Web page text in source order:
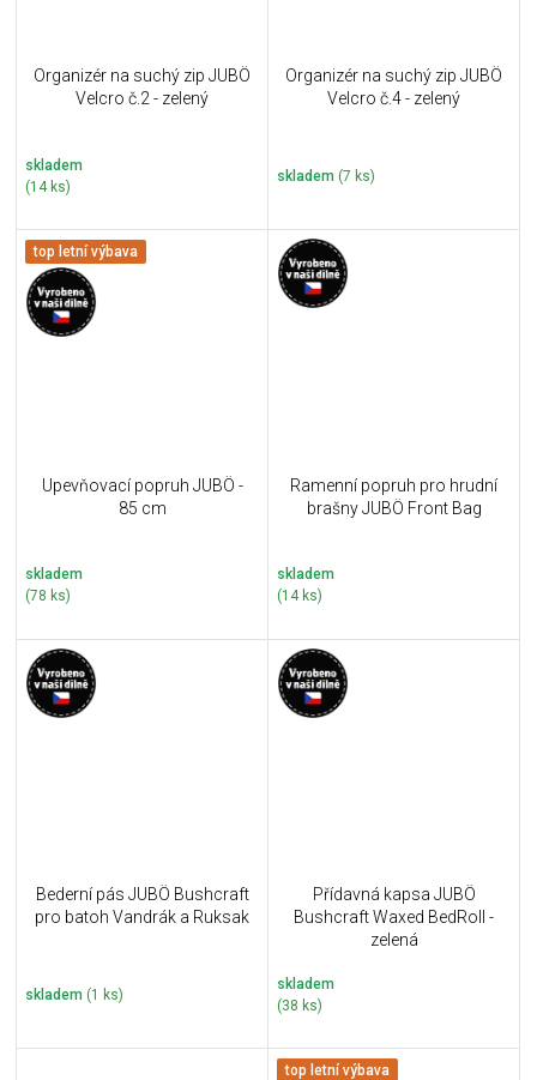
Organizér na suchý zip JUBÖ
Velcro č.2 - zelený
skladem
(14 ks)
Organizér na suchý zip JUBÖ
Velcro č.4 - zelený
skladem (7 ks)
top letní výbava
Upevňovací popruh JUBÖ -
85 cm
skladem
(78 ks)
Ramenní popruh pro hrudní
brašny JUBÖ Front Bag
skladem
(14 ks)
Bederní pás JUBÖ Bushcraft
pro batoh Vandrák a Ruksak
skladem (1 ks)
Přídavná kapsa JUBÖ
Bushcraft Waxed BedRoll -
zelená
skladem
(38 ks)
top letní výbava